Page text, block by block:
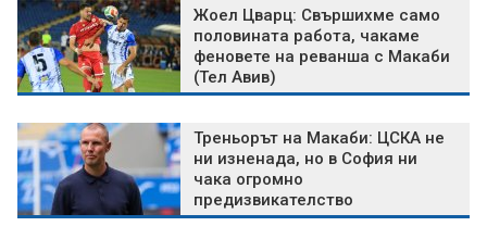
Жоел Цварц: Свършихме само
половината работа, чакаме
феновете на реванша с Макаби
(Тел Авив)
Треньорът на Макаби: ЦСКА не
ни изненада, но в София ни
чака огромно
предизвикателство